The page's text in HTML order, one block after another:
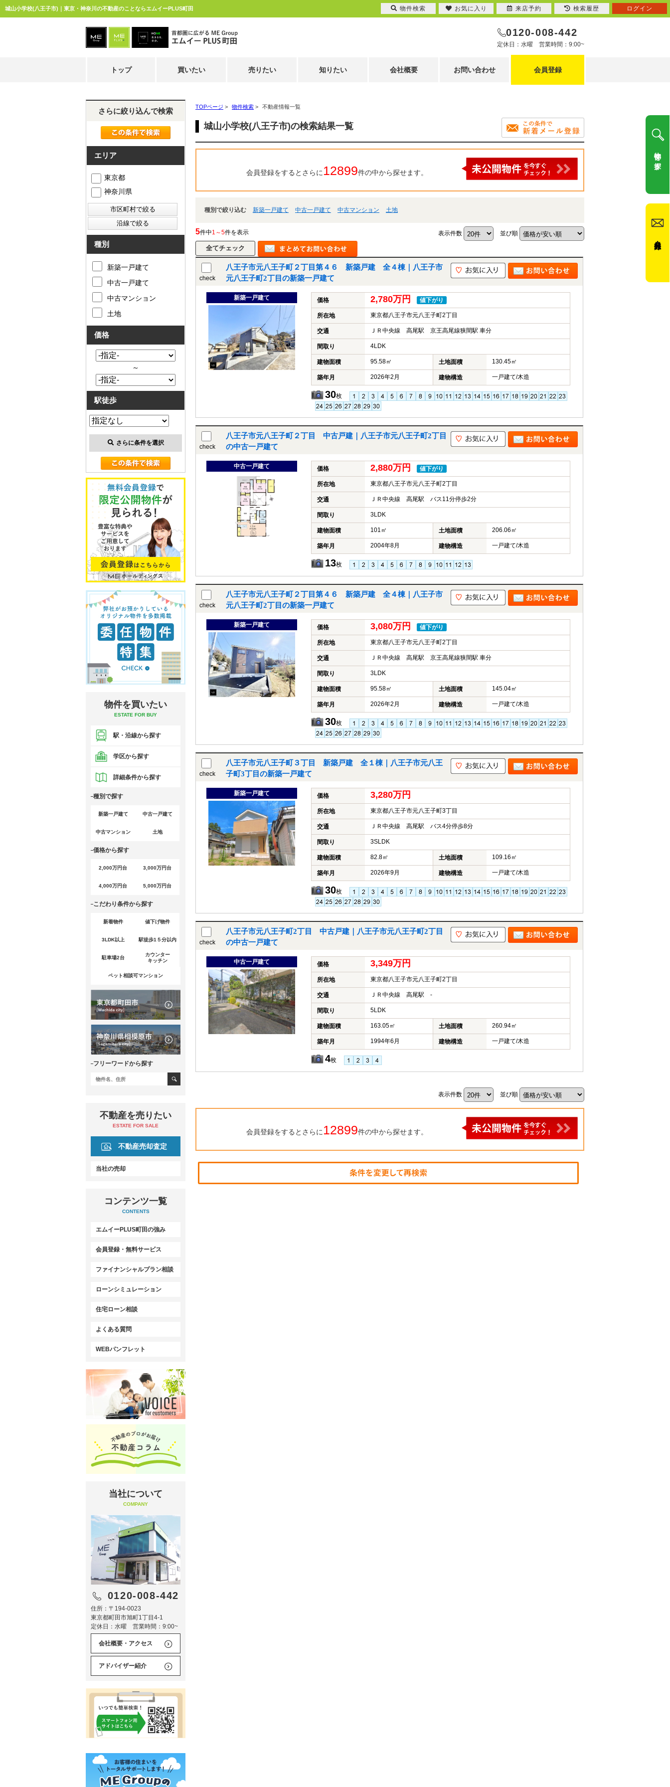
城山小学校(八王子市)｜東京・神奈川の不動産のことならエムイーPLUS町田
0120-008-442
定休日：水曜 営業時間：9:00~
トップ 買いたい 売りたい 知りたい 会社概要 お問い合わせ 会員登録
TOPページ > 物件検索 > 不動産情報一覧
城山小学校(八王子市)の検索結果一覧
会員登録をするとさらに 12899件の中から探せます。
種別で絞り込む 新築一戸建て 中古一戸建て 中古マンション 土地
5件中1～5件を表示 表示件数 並び順
check
八王子市元八王子町２丁目第４６ 新築戸建 全４棟｜八王子市
元八王子町2丁目の新築一戸建て
新築一戸建て 価格 2,780万円 値下がり
所在地 東京都八王子市元八王子町2丁目
交通 ＪＲ中央線 高尾駅 京王高尾線狭間駅 車分
間取り 4LDK
建物面積 95.58㎡ 土地面積 130.45㎡
築年月 2026年2月 建物構造 一戸建て/木造
30枚
check
八王子市元八王子町２丁目 中古戸建｜八王子市元八王子町2丁目
の中古一戸建て
中古一戸建て 価格 2,880万円 値下がり
所在地 東京都八王子市元八王子町2丁目
交通 ＪＲ中央線 高尾駅 バス11分停歩2分
間取り 3LDK
建物面積 101㎡ 土地面積 206.06㎡
築年月 2004年8月 建物構造 一戸建て/木造
13枚
check
八王子市元八王子町２丁目第４６ 新築戸建 全４棟｜八王子市
元八王子町2丁目の新築一戸建て
新築一戸建て 価格 3,080万円 値下がり
所在地 東京都八王子市元八王子町2丁目
交通 ＪＲ中央線 高尾駅 京王高尾線狭間駅 車分
間取り 3LDK
建物面積 95.58㎡ 土地面積 145.04㎡
築年月 2026年2月 建物構造 一戸建て/木造
30枚
check
八王子市元八王子町３丁目 新築戸建 全１棟｜八王子市元八王
子町3丁目の新築一戸建て
新築一戸建て 価格 3,280万円
所在地 東京都八王子市元八王子町3丁目
交通 ＪＲ中央線 高尾駅 バス4分停歩8分
間取り 3SLDK
建物面積 82.8㎡ 土地面積 109.16㎡
築年月 2026年9月 建物構造 一戸建て/木造
30枚
check
八王子市元八王子町2丁目 中古戸建｜八王子市元八王子町2丁目
の中古一戸建て
中古一戸建て 価格 3,349万円
所在地 東京都八王子市元八王子町2丁目
交通 ＪＲ中央線 高尾駅 -
間取り 5LDK
建物面積 163.05㎡ 土地面積 260.94㎡
築年月 1994年6月 建物構造 一戸建て/木造
4枚
表示件数 並び順
会員登録をするとさらに 12899件の中から探せます。
さらに絞り込んで検索
エリア
東京都
神奈川県
種別
新築一戸建て
中古一戸建て
中古マンション
土地
価格
～
駅徒歩
さらに条件を選択
物件を買いたい
ESTATE FOR BUY
駅・沿線から探す
学区から探す
詳細条件から探す
種別で探す
新築一戸建て 中古一戸建て
中古マンション 土地
価格から探す
2,000万円台 3,000万円台
4,000万円台 5,000万円台
こだわり条件から探す
新着物件 値下げ物件
3LDK以上 駅徒歩1５分以内
駐車場2台
カウンター
キッチン
ペット相談可マンション
フリーワードから探す
不動産を売りたい
ESTATE FOR SALE
不動産売却査定
当社の売却
コンテンツ一覧
CONTENTS
エムイーPLUS町田の強み
会員登録・無料サービス
ファイナンシャルプラン相談
ローンシミュレーション
住宅ローン相談
よくある質問
WEBパンフレット
当社について
COMPANY
0120-008-442
住所：〒194-0023
東京都町田市旭町1丁目4-1
定休日：水曜 営業時間：9:00~
会社概要・アクセス
アドバイザー紹介
物件検索 お気に入り 来店予約 検索履歴 ログイン
物件を探す